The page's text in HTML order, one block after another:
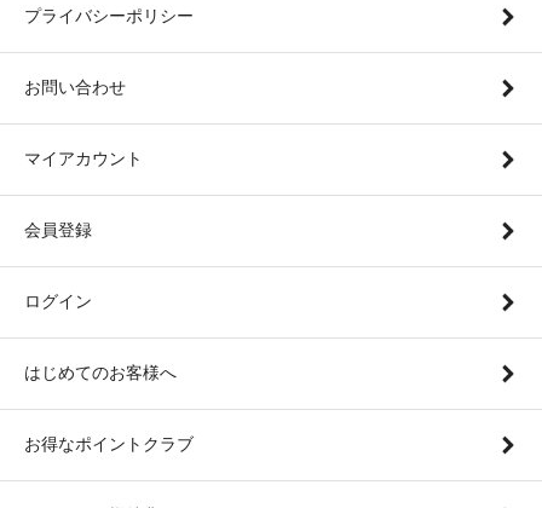
プライバシーポリシー
お問い合わせ
マイアカウント
会員登録
ログイン
はじめてのお客様へ
お得なポイントクラブ